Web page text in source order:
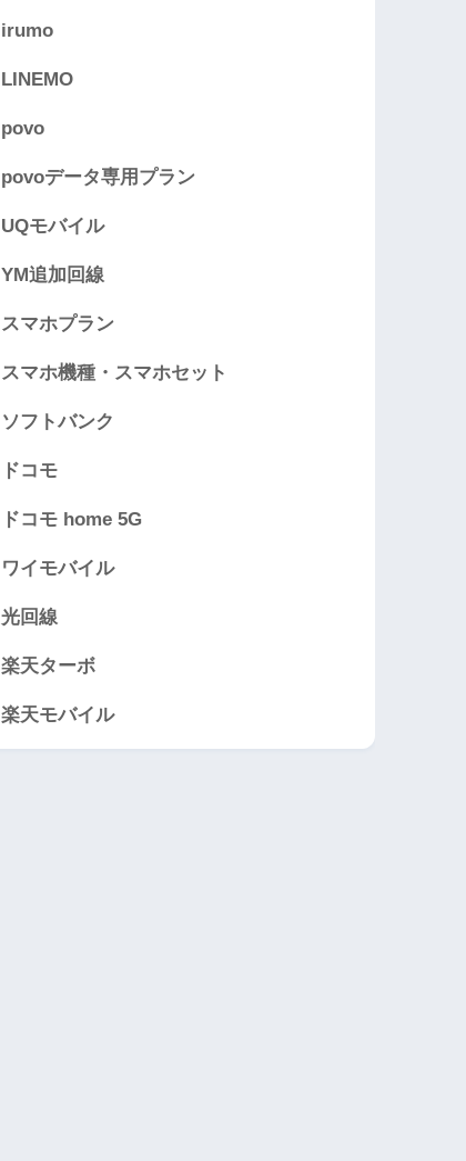
irumo
LINEMO
povo
povoデータ専用プラン
UQモバイル
YM追加回線
スマホプラン
スマホ機種・スマホセット
ソフトバンク
ドコモ
ドコモ home 5G
ワイモバイル
光回線
楽天ターボ
楽天モバイル